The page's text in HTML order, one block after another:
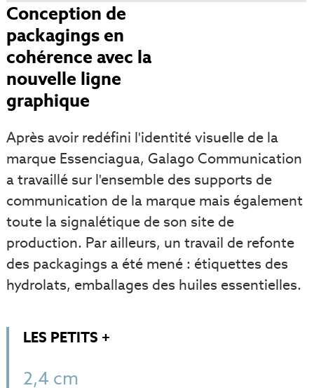
Conception de
packagings en
cohérence avec la
nouvelle ligne
graphique
Après avoir redéfini l'identité visuelle de la
marque Essenciagua, Galago Communication
a travaillé sur l'ensemble des supports de
communication de la marque mais également
toute la signalétique de son site de
production. Par ailleurs, un travail de refonte
des packagings a été mené : étiquettes des
hydrolats, emballages des huiles essentielles.
LES PETITS +
2,4 cm